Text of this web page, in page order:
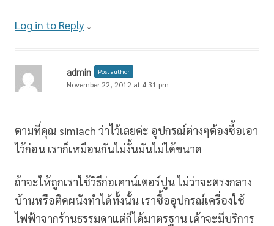
Log in to Reply ↓
admin Post author
November 22, 2012 at 4:31 pm
ตามที่คุณ simiach ว่าไว้เลยค่ะ อุปกรณ์ต่างๆต้องซื้อเอา
ไว้ก่อน เราก็เหมือนกันไม่งั้นมันไม่ได้ขนาด
ถ้าจะให้ถูกเราใช้วิธีก่อเคาน์เตอร์ปูน ไม่ว่าจะตรงกลาง
บ้านหรือติดผนังทำได้ทั้งนั้น เราซื้ออุปกรณ์เครื่องใช้
ไฟฟ้าจากร้านธรรมดาแต่ก็ได้มาตรฐาน เค้าจะมีบริการ